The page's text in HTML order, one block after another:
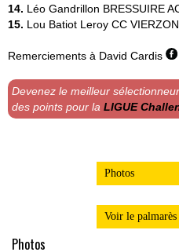
14. Léo Gandrillon BRESSUIRE
15. Lou Batiot Leroy CC
Remerciements à David Cardis
Devenez le meilleur
des points pour la LIGUE
Photos
Voir le palmarès
Photos